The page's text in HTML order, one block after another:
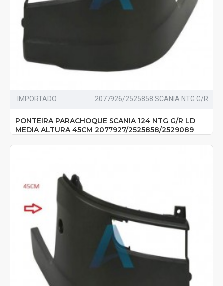
IMPORTADO 2077926/2525858 SCANIA NTG G/R
PONTEIRA PARACHOQUE SCANIA 124 NTG G/R LD
MEDIA ALTURA 45CM 2077927/2525858/2529089